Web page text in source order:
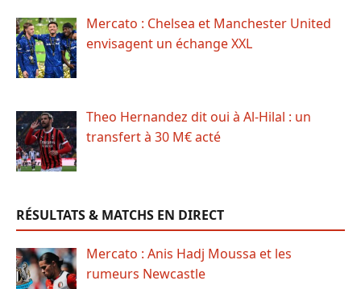
Mercato : Chelsea et Manchester United
envisagent un échange XXL
Theo Hernandez dit oui à Al-Hilal : un
transfert à 30 M€ acté
RÉSULTATS & MATCHS EN DIRECT
Mercato : Anis Hadj Moussa et les
rumeurs Newcastle